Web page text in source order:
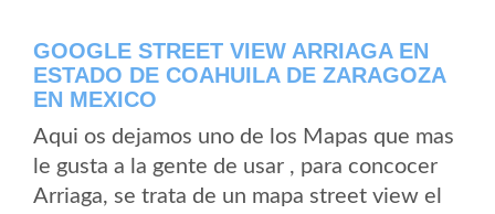
GOOGLE STREET VIEW ARRIAGA EN
ESTADO DE COAHUILA DE ZARAGOZA
EN MEXICO
Aqui os dejamos uno de los Mapas que mas
le gusta a la gente de usar , para concocer
Arriaga, se trata de un mapa street view el